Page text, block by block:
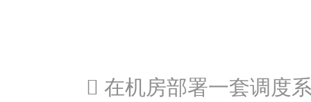
 在机房部署一套调度